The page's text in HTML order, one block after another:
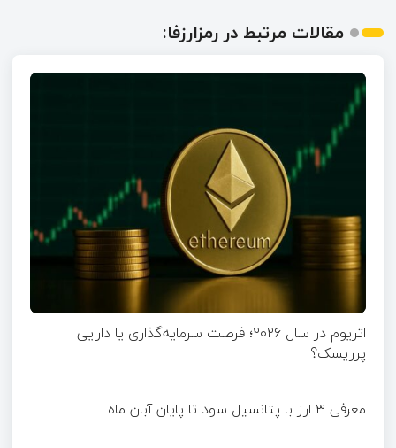
مقالات مرتبط در رمزارزفا:
اتریوم در سال ۲۰۲۶؛ فرصت سرمایه‌گذاری یا دارایی
پرریسک؟
معرفی ۳ ارز با پتانسیل سود تا پایان آبان ماه